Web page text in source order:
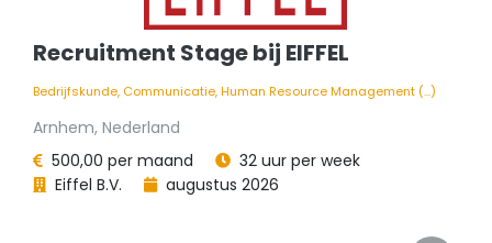
Recruitment Stage bij EIFFEL
Bedrijfskunde, Communicatie, Human Resource Management (...)
Arnhem, Nederland
500,00 per maand
32 uur per week
Eiffel B.V.
augustus 2026